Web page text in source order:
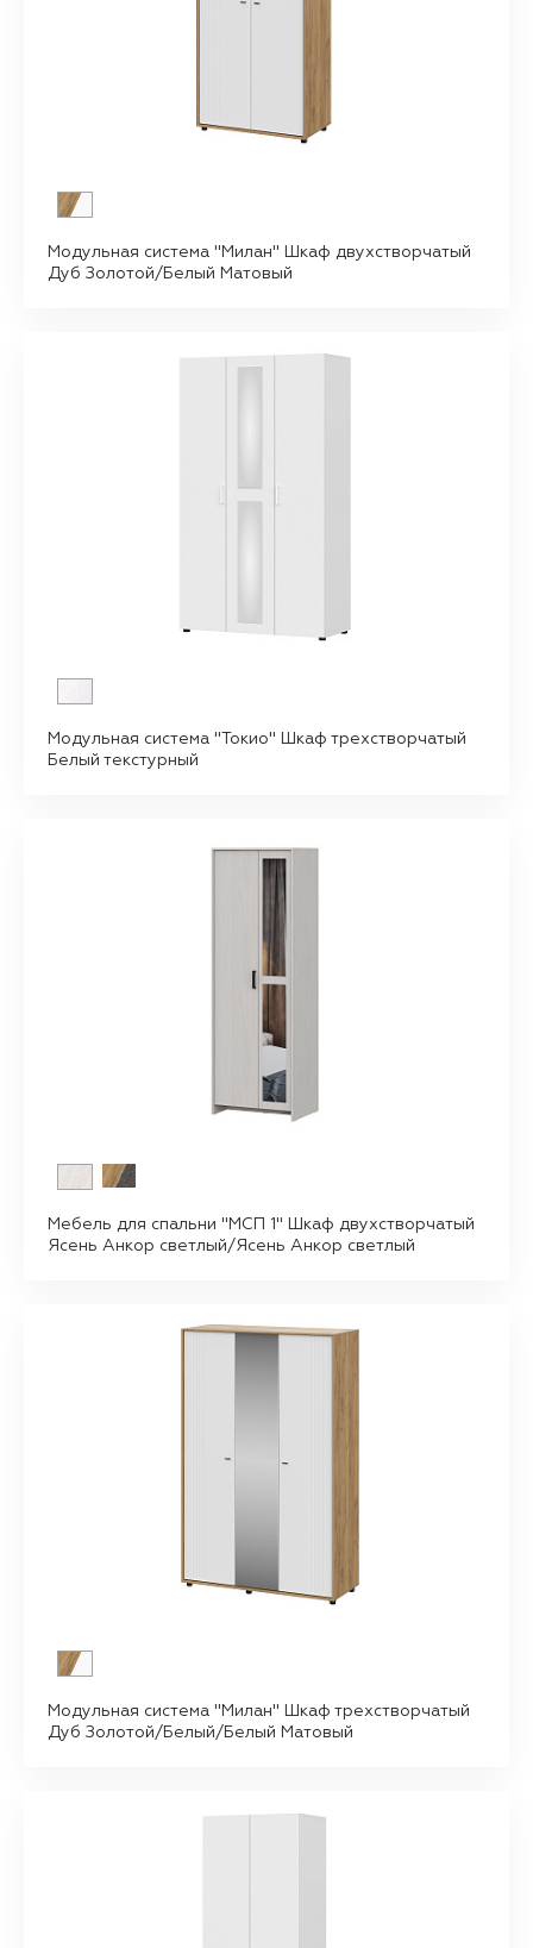
Модульная система "Милан" Шкаф двухстворчатый
Дуб Золотой/Белый Матовый
Модульная система "Токио" Шкаф трехстворчатый
Белый текстурный
Мебель для спальни "МСП 1" Шкаф двухстворчатый
Ясень Анкор светлый/Ясень Анкор светлый
Модульная система "Милан" Шкаф трехстворчатый
Дуб Золотой/Белый/Белый Матовый